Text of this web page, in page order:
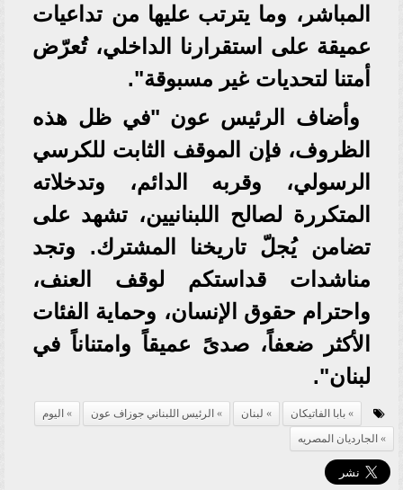
المباشر، وما يترتب عليها من تداعيات
عميقة على استقرارنا الداخلي، تُعرّض
أمتنا لتحديات غير مسبوقة".
وأضاف الرئيس عون "في ظل هذه
الظروف، فإن الموقف الثابت للكرسي
الرسولي، وقربه الدائم، وتدخلاته
المتكررة لصالح اللبنانيين، تشهد على
تضامن يُجلّ تاريخنا المشترك. وتجد
مناشدات قداستكم لوقف العنف،
واحترام حقوق الإنسان، وحماية الفئات
الأكثر ضعفاً، صدىً عميقاً وامتناناً في
لبنان".
بابا الفاتيكان لبنان الرئيس اللبناني جوزاف عون
اليوم
الجارديان المصريه